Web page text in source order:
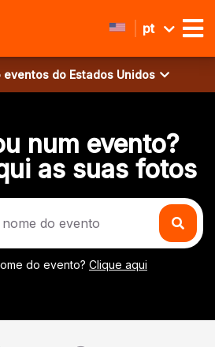
pt
eventos do Estados Unidos
num evento?
as suas fotos
do evento? Clique aqui